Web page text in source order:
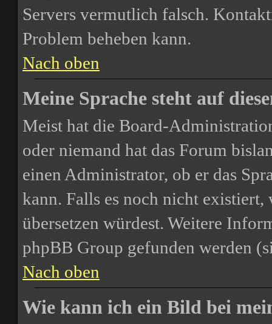
Servers vermutlich falsch.
Problem beheben kann.
Nach oben
Meine Sprache steht auf
Meist hat die Board-
oder niemand hat das Forum
einen Administrator, ob er das
kann. Falls es noch nicht
übersetzen würdest. Weitere
phpBB Group gefunden werden
Nach oben
Wie kann ich ein Bild bei